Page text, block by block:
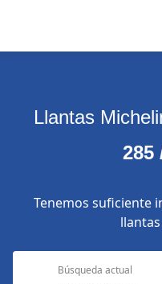
Llantas
285
Tenemos suficiente
Búsqueda actual